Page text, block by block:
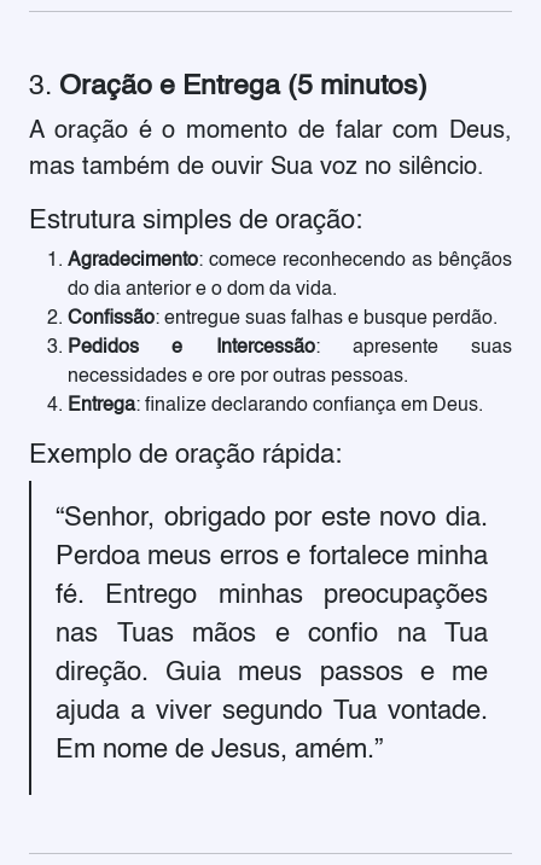
3. Oração e Entrega (5 minutos)
A oração é o momento de falar com Deus,
mas também de ouvir Sua voz no silêncio.
Estrutura simples de oração:
Agradecimento: comece reconhecendo as bênçãos
do dia anterior e o dom da vida.
Confissão: entregue suas falhas e busque perdão.
Pedidos e Intercessão: apresente suas
necessidades e ore por outras pessoas.
Entrega: finalize declarando confiança em Deus.
Exemplo de oração rápida:
“Senhor, obrigado por este novo dia.
Perdoa meus erros e fortalece minha
fé. Entrego minhas preocupações
nas Tuas mãos e confio na Tua
direção. Guia meus passos e me
ajuda a viver segundo Tua vontade.
Em nome de Jesus, amém.”